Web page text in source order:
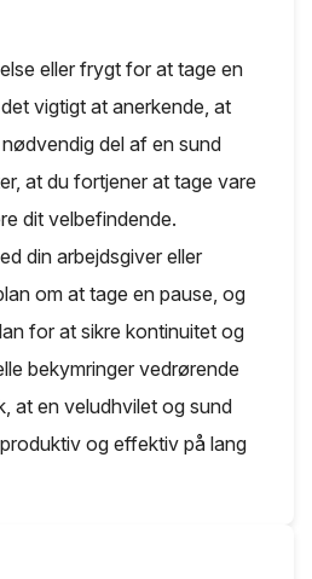
eller frygt for at tage en
vigtigt at anerkende, at
del af en sund
at du fortjener at tage vare
dit velbefindende.
din arbejdsgiver eller
om at tage en pause, og
for at sikre kontinuitet og
bekymringer vedrørende
at en veludhvilet og sund
og effektiv på lang